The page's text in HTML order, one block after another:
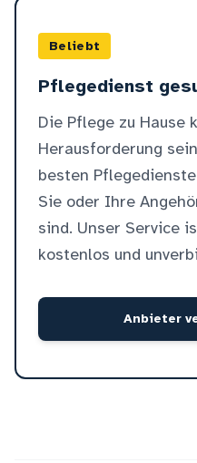
Beliebt
Pflegedienst
Die Pflege zu Hause
Herausforderung
besten
Sie oder Ihre
sind. Unser Service
kostenlos und
Anbieter